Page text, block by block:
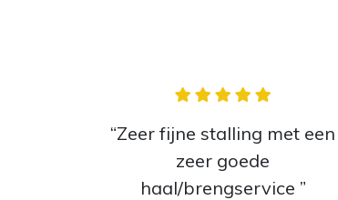
“Zeer fijne stalling met een
zeer goede
haal/brengservice ”